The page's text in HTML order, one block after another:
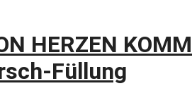
HERZEN
Füllung